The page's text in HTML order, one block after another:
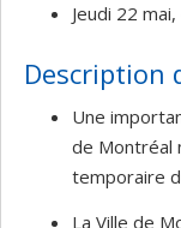
Jeudi 22
Description
Une
de Montréal
temporaire
La Ville de